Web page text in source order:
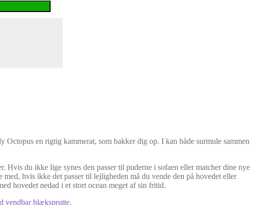
Octopus en rigtig kammerat, som bakker dig op. I kan både surmule sammen
du ikke lige synes den passer til puderne i sofaen eller matcher dine nye
hvis ikke det passer til lejligheden må du vende den på hovedet eller
hovedet nedad i et stort ocean meget af sin fritid.
vendbar blæksprutte.